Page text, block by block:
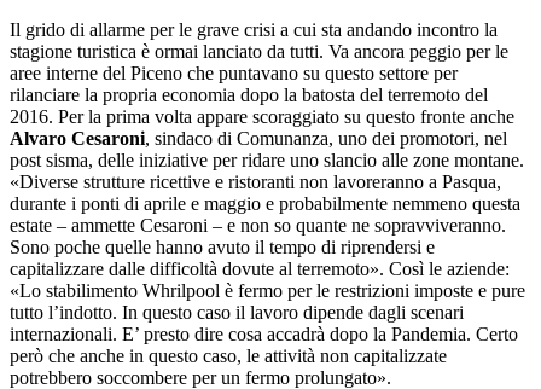
Il grido di allarme per le grave crisi a cui sta andando incontro la
stagione turistica è ormai lanciato da tutti. Va ancora peggio per le
aree interne del Piceno che puntavano su questo settore per
rilanciare la propria economia dopo la batosta del terremoto del
2016. Per la prima volta appare scoraggiato su questo fronte anche
Alvaro Cesaroni, sindaco di Comunanza, uno dei promotori, nel
post sisma, delle iniziative per ridare uno slancio alle zone montane.
«Diverse strutture ricettive e ristoranti non lavoreranno a Pasqua,
durante i ponti di aprile e maggio e probabilmente nemmeno questa
estate – ammette Cesaroni – e non so quante ne sopravviveranno.
Sono poche quelle hanno avuto il tempo di riprendersi e
capitalizzare dalle difficoltà dovute al terremoto». Così le aziende:
«Lo stabilimento Whrilpool è fermo per le restrizioni imposte e pure
tutto l’indotto. In questo caso il lavoro dipende dagli scenari
internazionali. E’ presto dire cosa accadrà dopo la Pandemia. Certo
però che anche in questo caso, le attività non capitalizzate
potrebbero soccombere per un fermo prolungato».